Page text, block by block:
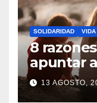
SOLIDARIDAD
8
apuntar
13 AGOSTO,